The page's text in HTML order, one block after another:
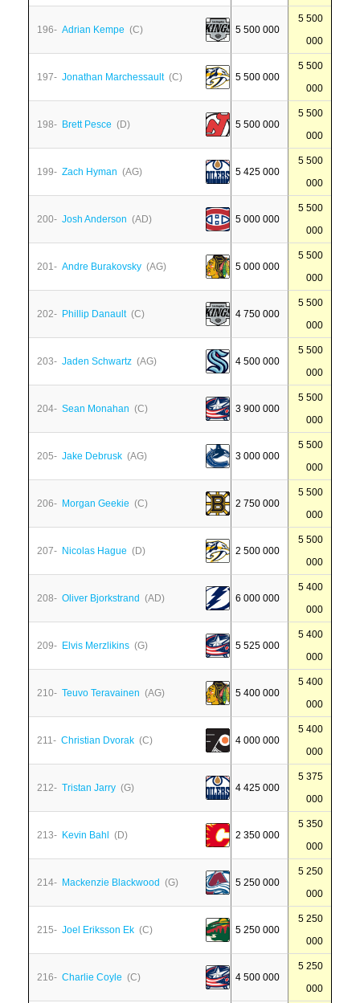
196- Adrian Kempe (C) 5 500 000
5 500
000
197- Jonathan Marchessault(C) 5 500 000
5 500
000
198- Brett Pesce (D) 5 500 000
5 500
000
199- Zach Hyman (AG) 5 425 000
5 500
000
200- Josh Anderson (AD) 5 000 000
5 500
000
201- Andre Burakovsky (AG) 5 000 000
5 500
000
202- Phillip Danault(C) 4 750 000
5 500
000
203- Jaden Schwartz (AG) 4 500 000
5 500
000
204- Sean Monahan (C) 3 900 000
5 500
000
205- Jake Debrusk (AG) 3 000 000
5 500
000
206- Morgan Geekie (C) 2 750 000
5 500
000
207- Nicolas Hague (D) 2 500 000
5 500
000
208- Oliver Bjorkstrand (AD) 6 000 000
5 400
000
209- Elvis Merzlikins (G) 5 525 000
5 400
000
210- Teuvo Teravainen (AG) 5 400 000
5 400
000
211- Christian Dvorak (C) 4 000 000
5 400
000
212- Tristan Jarry (G) 4 425 000
5 375
000
213- Kevin Bahl (D) 2 350 000
5 350
000
214- Mackenzie Blackwood (G) 5 250 000
5 250
000
215- Joel Eriksson Ek (C) 5 250 000
5 250
000
216- Charlie Coyle (C) 4 500 000
5 250
000